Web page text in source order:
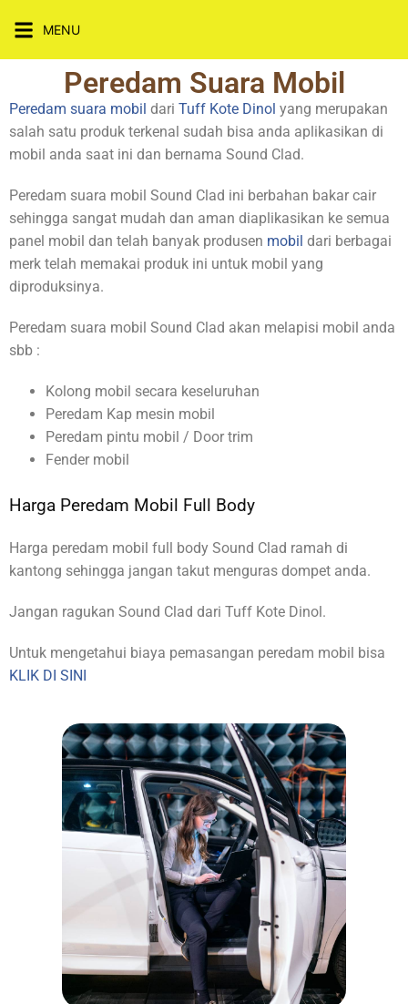
MENU
Peredam Suara Mobil
Peredam suara mobil dari Tuff Kote Dinol yang merupakan
salah satu produk terkenal sudah bisa anda aplikasikan di
mobil anda saat ini dan bernama Sound Clad.
Peredam suara mobil Sound Clad ini berbahan bakar cair
sehingga sangat mudah dan aman diaplikasikan ke semua
panel mobil dan telah banyak produsen mobil dari berbagai
merk telah memakai produk ini untuk mobil yang
diproduksinya.
Peredam suara mobil Sound Clad akan melapisi mobil anda
sbb :
Kolong mobil secara keseluruhan
Peredam Kap mesin mobil
Peredam pintu mobil / Door trim
Fender mobil
Harga Peredam Mobil Full Body
Harga peredam mobil full body Sound Clad ramah di
kantong sehingga jangan takut menguras dompet anda.
Jangan ragukan Sound Clad dari Tuff Kote Dinol.
Untuk mengetahui biaya pemasangan peredam mobil bisa
KLIK DI SINI